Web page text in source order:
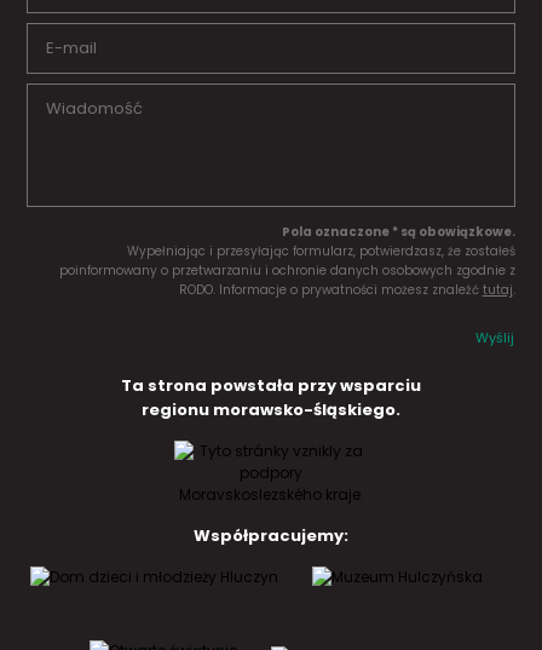
Pola oznaczone * są obowiązkowe.
Wypełniając i przesyłając formularz, potwierdzasz, że zostałeś
poinformowany o przetwarzaniu i ochronie danych osobowych zgodnie z
RODO. Informacje o prywatności możesz znaleźć tutaj.
Wyślij
Ta strona powstała przy wsparciu
regionu morawsko-śląskiego.
Współpracujemy: